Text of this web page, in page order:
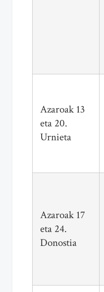
Azaroak 13
eta 20.
Urnieta
Azaroak 17
eta 24.
Donostia